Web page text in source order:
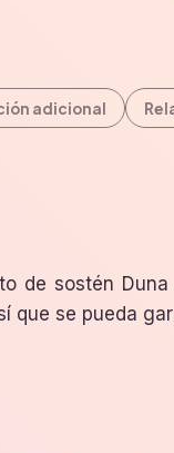
adicional
de sostén
que se pueda